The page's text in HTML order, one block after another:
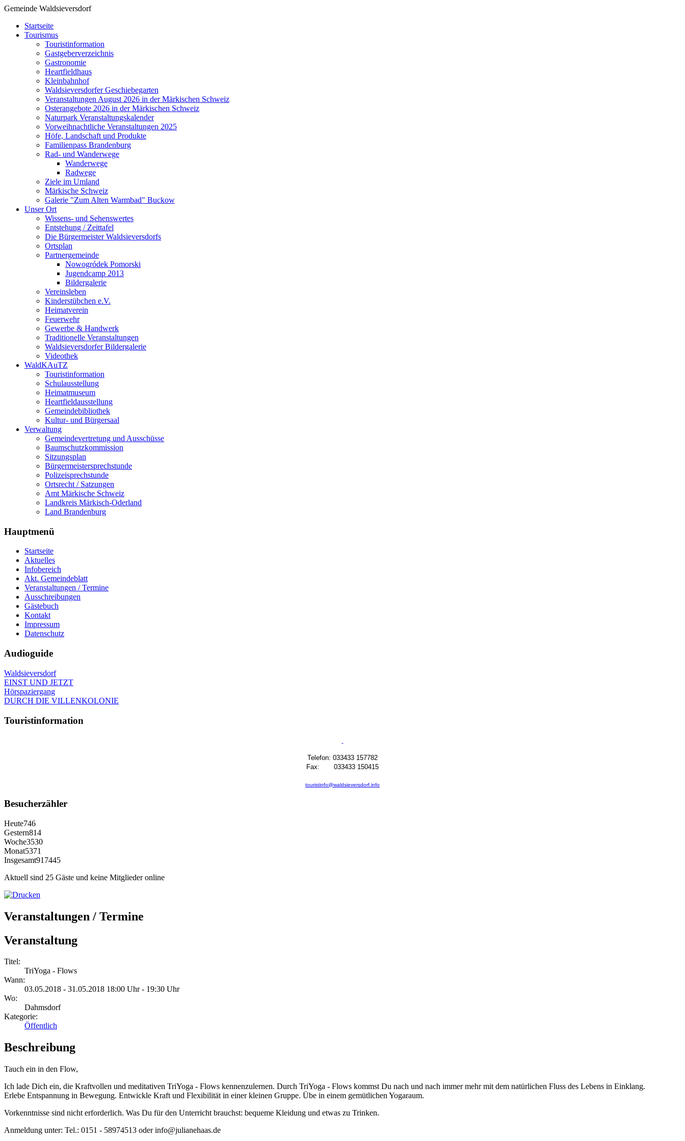
Gemeinde Waldsieversdorf
Startseite
Tourismus
Touristinformation
Gastgeberverzeichnis
Gastronomie
Heartfieldhaus
Kleinbahnhof
Waldsieversdorfer Geschiebegarten
Veranstaltungen August 2026 in der Märkischen Schweiz
Osterangebote 2026 in der Märkischen Schweiz
Naturpark Veranstaltungskalender
Vorweihnachtliche Veranstaltungen 2025
Höfe, Landschaft und Produkte
Familienpass Brandenburg
Rad- und Wanderwege
Wanderwege
Radwege
Ziele im Umland
Märkische Schweiz
Galerie "Zum Alten Warmbad" Buckow
Unser Ort
Wissens- und Sehenswertes
Entstehung / Zeittafel
Die Bürgermeister Waldsieversdorfs
Ortsplan
Partnergemeinde
Nowogródek Pomorski
Jugendcamp 2013
Bildergalerie
Vereinsleben
Kinderstübchen e.V.
Heimatverein
Feuerwehr
Gewerbe & Handwerk
Traditionelle Veranstaltungen
Waldsieversdorfer Bildergalerie
Videothek
WaldKAuTZ
Touristinformation
Schulausstellung
Heimatmuseum
Heartfieldausstellung
Gemeindebibliothek
Kultur- und Bürgersaal
Verwaltung
Gemeindevertretung und Ausschüsse
Baumschutzkommission
Sitzungsplan
Bürgermeistersprechstunde
Polizeisprechstunde
Ortsrecht / Satzungen
Amt Märkische Schweiz
Landkreis Märkisch-Oderland
Land Brandenburg
Hauptmenü
Startseite
Aktuelles
Infobereich
Akt. Gemeindeblatt
Veranstaltungen / Termine
Ausschreibungen
Gästebuch
Kontakt
Impressum
Datenschutz
Audioguide
Waldsieversdorf
EINST UND JETZT
Hörspaziergang
DURCH DIE VILLENKOLONIE
Touristinformation
Telefon: 033433 157782
Fax: 033433 150415
touristinfo@waldsieversdorf.info
Besucherzähler
Heute746
Gestern814
Woche3530
Monat5371
Insgesamt917445
Aktuell sind 25 Gäste und keine Mitglieder online
Veranstaltungen / Termine
Veranstaltung
Titel:
TriYoga - Flows
Wann:
03.05.2018 - 31.05.2018 18:00 Uhr - 19:30 Uhr
Wo:
Dahmsdorf
Kategorie:
Öffentlich
Beschreibung
Tauch ein in den Flow,
Ich lade Dich ein, die Kraftvollen und meditativen TriYoga - Flows kennenzulernen. Durch TriYoga - Flows kommst Du nach und nach immer mehr mit dem natürlichen Fluss des Lebens in Einklang.
Erlebe Entspannung in Bewegung. Entwickle Kraft und Flexibilität in einer kleinen Gruppe. Übe in einem gemütlichen Yogaraum.
Vorkenntnisse sind nicht erforderlich. Was Du für den Unterricht brauchst: bequeme Kleidung und etwas zu Trinken.
Anmeldung unter: Tel.: 0151 - 58974513 oder info@julianehaas.de